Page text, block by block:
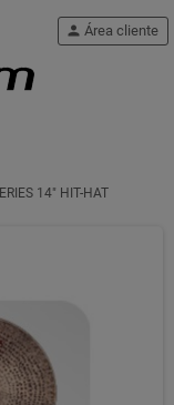
person Área cliente
14" HIT-HAT